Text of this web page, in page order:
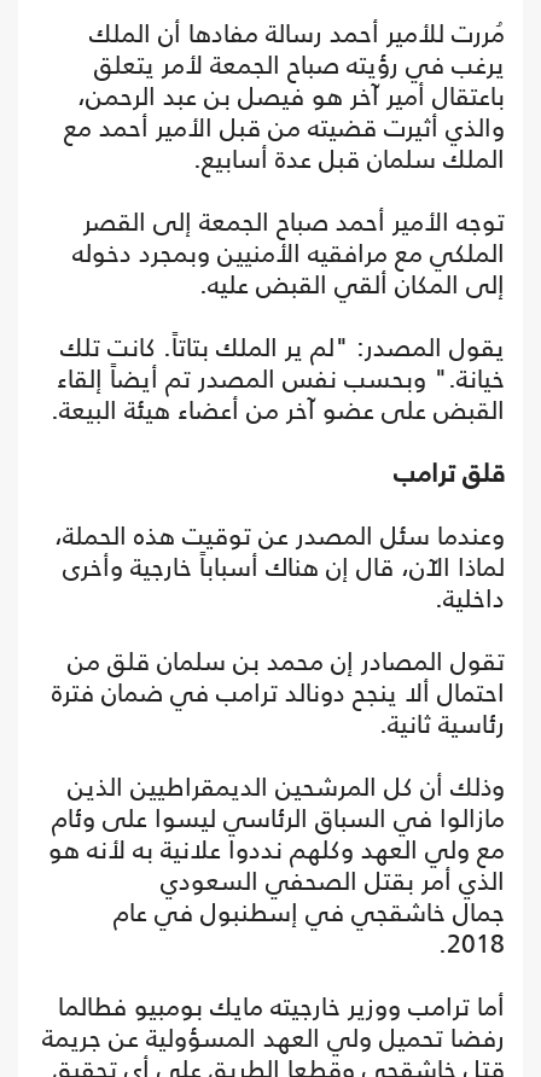
مُررت للأمير أحمد رسالة مفادها أن الملك
يرغب في رؤيته صباح الجمعة لأمر يتعلق
باعتقال أمير آخر هو فيصل بن عبد الرحمن،
والذي أثيرت قضيته من قبل الأمير أحمد مع
الملك سلمان قبل عدة أسابيع.
توجه الأمير أحمد صباح الجمعة إلى القصر
الملكي مع مرافقيه الأمنيين وبمجرد دخوله
إلى المكان ألقي القبض عليه.
يقول المصدر: "لم ير الملك بتاتاً. كانت تلك
خيانة." وبحسب نفس المصدر تم أيضاً إلقاء
القبض على عضو آخر من أعضاء هيئة البيعة.
قلق ترامب
وعندما سئل المصدر عن توقيت هذه الحملة،
لماذا الآن، قال إن هناك أسباباً خارجية وأخرى
داخلية.
تقول المصادر إن محمد بن سلمان قلق من
احتمال ألا ينجح دونالد ترامب في ضمان فترة
رئاسية ثانية.
وذلك أن كل المرشحين الديمقراطيين الذين
مازالوا في السباق الرئاسي ليسوا على وئام
مع ولي العهد وكلهم نددوا علانية به لأنه هو
الذي أمر بقتل الصحفي السعودي
جمال خاشقجي في إسطنبول في عام
2018.
أما ترامب ووزير خارجيته مايك بومبيو فطالما
رفضا تحميل ولي العهد المسؤولية عن جريمة
قتل خاشقجي وقطعا الطريق على أي تحقيق